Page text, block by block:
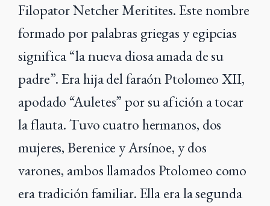
Filopator Netcher Meritites. Este nombre
formado por palabras griegas y egipcias
significa “la nueva diosa amada de su
padre”. Era hija del faraón Ptolomeo XII,
apodado “Auletes” por su afición a tocar
la flauta. Tuvo cuatro hermanos, dos
mujeres, Berenice y Arsínoe, y dos
varones, ambos llamados Ptolomeo como
era tradición familiar. Ella era la segunda